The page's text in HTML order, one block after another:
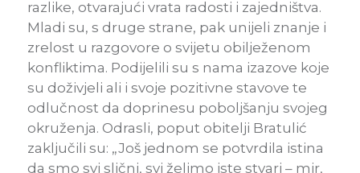
razlike, otvarajući vrata radosti i zajedništva.
Mladi su, s druge strane, pak unijeli znanje i
zrelost u razgovore o svijetu obilježenom
konfliktima. Podijelili su s nama izazove koje
su doživjeli ali i svoje pozitivne stavove te
odlučnost da doprinesu poboljšanju svojeg
okruženja. Odrasli, poput obitelji Bratulić
zaključili su: „Još jednom se potvrdila istina
da smo svi slični, svi želimo iste stvari – mir,